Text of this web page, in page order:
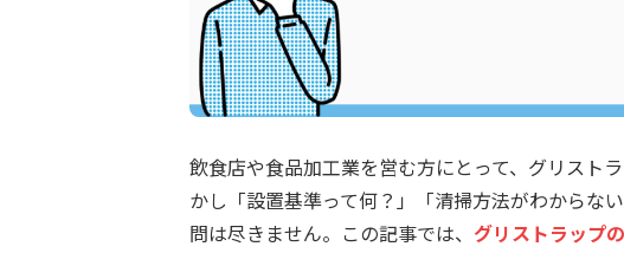
飲食店や食品加工業を営む方にとって、グリスト
かし「設置基準って何？」「清掃方法がわからな
問は尽きません。この記事では、 グリストラップ